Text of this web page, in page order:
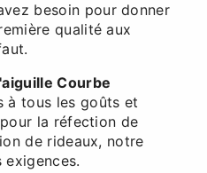
besoin pour donner
qualité aux
Courbe
à tous les goûts et
la réfection de
de rideaux, notre